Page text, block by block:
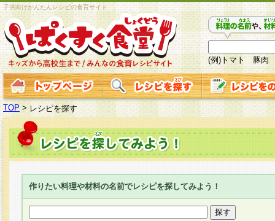
子供向けかんたんレシピの食育サイト
(例)トマト 豚肉
TOP > レシピを探す
作りたい料理や材料の名前でレシピを探してみよう！